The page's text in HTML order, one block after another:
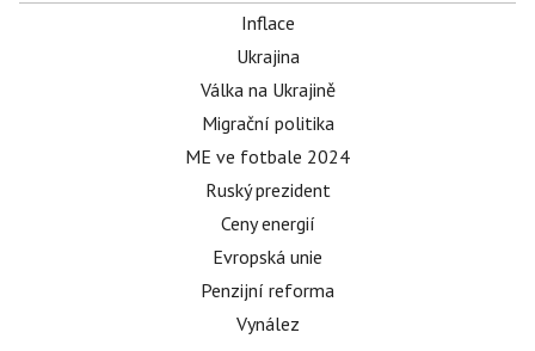
Inflace
Ukrajina
Válka na Ukrajině
Migrační politika
ME ve fotbale 2024
Ruský prezident
Ceny energií
Evropská unie
Penzijní reforma
Vynález